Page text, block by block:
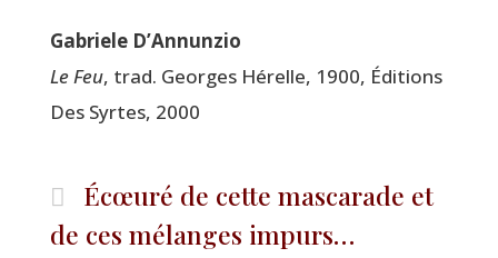
Gabriele D’Annunzio
Le Feu, trad. Georges Hérelle, 1900, Édi­tions
Des Syrtes, 2000
Écœuré de cette mascarade et
de ces mélanges impurs…